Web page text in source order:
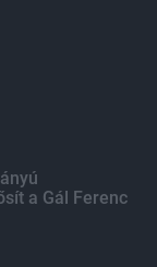
a Gál Ferenc